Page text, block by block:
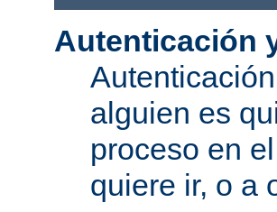
Autenticación
alguien es
proceso en
quiere ir, o a